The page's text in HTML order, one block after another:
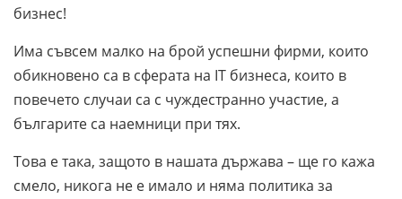
бизнес!
Има съвсем малко на брой успешни фирми, които
обикновено са в сферата на IT бизнеса, които в
повечето случаи са с чуждестранно участие, а
българите са наемници при тях.
Това е така, защото в нашата държава – ще го кажа
смело, никога не е имало и няма политика за